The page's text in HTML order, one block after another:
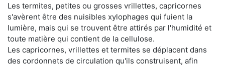
Les termites, petites ou grosses vrillettes, capricornes
s'avèrent être des nuisibles xylophages qui fuient la
lumière, mais qui se trouvent être attirés par l'humidité et
toute matière qui contient de la cellulose.
Les capricornes, vrillettes et termites se déplacent dans
des cordonnets de circulation qu'ils construisent, afin